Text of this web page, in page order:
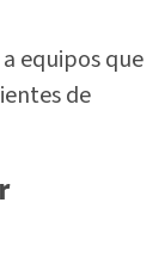
equipos que
de